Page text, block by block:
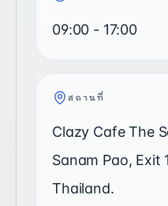
09:00 - 17:00
สถานที่
Clazy Cafe The
Sanam Pao, Exit
Thailand.